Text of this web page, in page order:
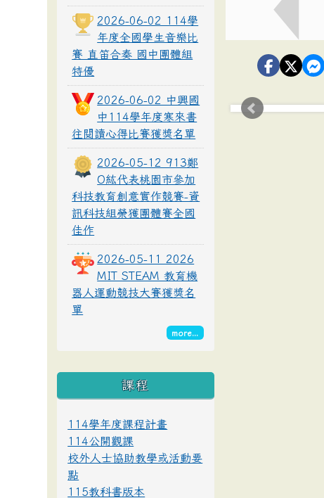
2026-06-02 114學
年度全國學生音樂比
賽 直笛合奏 國中團體組
特優
2026-06-02 中興國
中114學年度寒來書
往閱讀心得比賽獲獎名單
2026-05-12 913鄭
O紘代表桃園市參加
科技教育創意實作競賽-資
訊科技組榮獲團體賽全國
佳作
2026-05-11 2026
MIT STEAM 教育機
器人運動競技大賽獲獎名
單
more...
課程
114學年度課程計畫
114公開觀課
校外人士協助教學或活動要
點
115教科書版本